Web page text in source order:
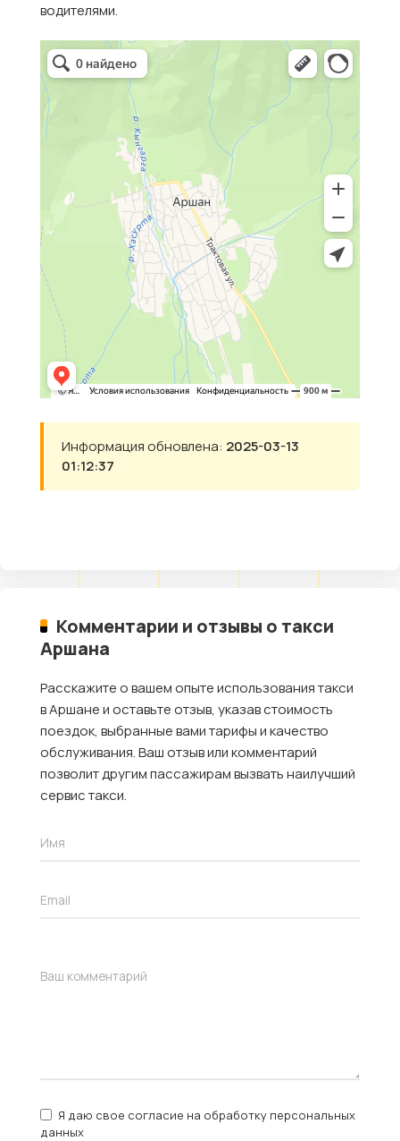
водителями.
Информация обновлена: 2025-03-13
01:12:37
Комментарии и отзывы о такси
Аршана
Расскажите о вашем опыте использования такси
в Аршане и оставьте отзыв, указав стоимость
поездок, выбранные вами тарифы и качество
обслуживания. Ваш отзыв или комментарий
позволит другим пассажирам вызвать наилучший
сервис такси.
Я даю свое согласие на обработку персональных
данных